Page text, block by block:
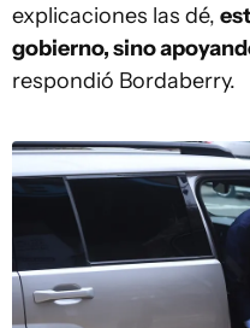
explicaciones las dé,
gobierno, sino
respondió Bordaberry.